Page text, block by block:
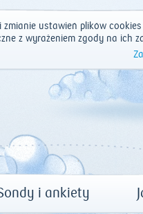
ustawień plików
z wyrażeniem zgody na ich
i ankiety